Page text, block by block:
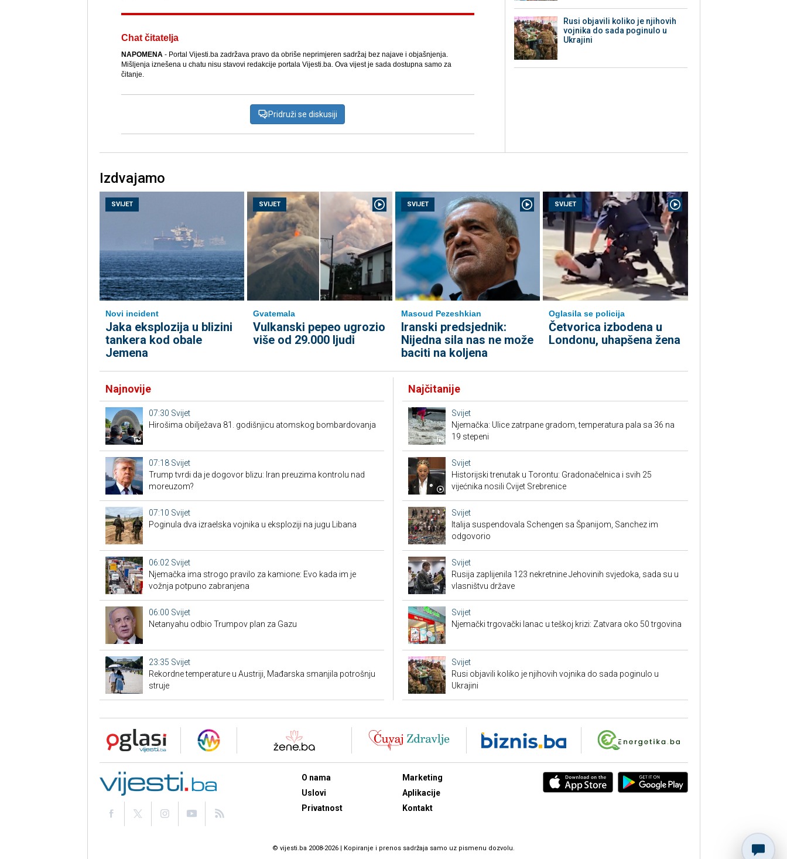
Chat čitatelja
NAPOMENA- Portal Vijesti.ba zadržava pravo da obriše neprimjeren sadržaj bez najave i objašnjenja.
Mišljenja iznešena u chatu nisu stavovi redakcije portala Vijesti.ba. Ova vijest je sada dostupna samo za
čitanje.
Pridruži se diskusiji
Rusi objavili koliko je njihovih
vojnika do sada poginulo u
Ukrajini
Izdvajamo
SVIJET
Novi incident
Jaka eksplozija u blizini
tankera kod obale
Jemena
SVIJET
Gvatemala
Vulkanski pepeo ugrozio
više od 29.000 ljudi
SVIJET
Masoud Pezeshkian
Iranski predsjednik:
Nijedna sila nas ne može
baciti na koljena
SVIJET
Oglasila se policija
Četvorica izbodena u
Londonu, uhapšena žena
Najnovije
07:30 Svijet
Hirošima obilježava 81. godišnjicu atomskog bombardovanja
07:18 Svijet
Trump tvrdi da je dogovor blizu: Iran preuzima kontrolu nad
moreuzom?
07:10 Svijet
Poginula dva izraelska vojnika u eksploziji na jugu Libana
06:02 Svijet
Njemačka ima strogo pravilo za kamione: Evo kada im je
vožnja potpuno zabranjena
06:00 Svijet
Netanyahu odbio Trumpov plan za Gazu
23:35 Svijet
Rekordne temperature u Austriji, Mađarska smanjila potrošnju
struje
Najčitanije
Svijet
Njemačka: Ulice zatrpane gradom, temperatura pala sa 36 na
19 stepeni
Svijet
Historijski trenutak u Torontu: Gradonačelnica i svih 25
vijećnika nosili Cvijet Srebrenice
Svijet
Italija suspendovala Schengen sa Španijom, Sanchez im
odgovorio
Svijet
Rusija zaplijenila 123 nekretnine Jehovinih svjedoka, sada su u
vlasništvu države
Svijet
Njemački trgovački lanac u teškoj krizi: Zatvara oko 50 trgovina
Svijet
Rusi objavili koliko je njihovih vojnika do sada poginulo u
Ukrajini
O nama
Uslovi
Privatnost
Marketing
Aplikacije
Kontakt
© vijesti.ba 2008-2026 | Kopiranje i prenos sadržaja samo uz pismenu dozvolu.